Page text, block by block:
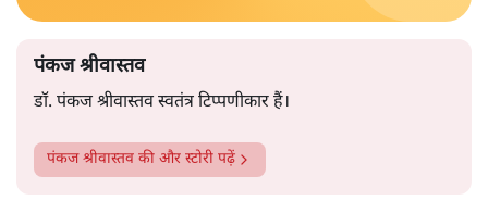
पंकज श्रीवास्तव
डॉ. पंकज श्रीवास्तव स्वतंत्र टिप्पणीकार हैं।
पंकज श्रीवास्तव की और स्टोरी पढ़ें